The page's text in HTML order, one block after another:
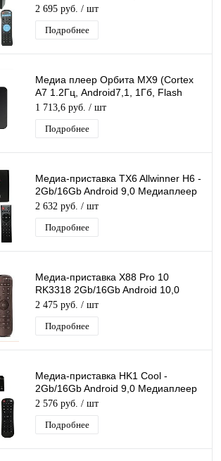
Медиаплеер Smart tv IPTV OTT
приставка 4K
2 695 руб. / шт
Подробнее
Медиа плеер Орбита MX9 (Cortex
A7 1.2Гц, Android7,1, 1Гб, Flash
8ГБ, Wi-Fi)/40
1 713,6 руб. / шт
Подробнее
Медиа-приставка TX6 Allwinner H6 -
2Gb/16Gb Android 9,0 Медиаплеер
Smart tv IPTV OTT приставка 4K HD
2 632 руб. / шт
Подробнее
Медиа-приставка X88 Pro 10
RK3318 2Gb/16Gb Android 10,0
Медиаплеер Smart tv IPTV
приставка 4K H.265
2 475 руб. / шт
Подробнее
Медиа-приставка HK1 Cool -
2Gb/16Gb Android 9,0 Медиаплеер
Smart tv IPTV OTT приставка 4K HD
H.265
2 576 руб. / шт
Подробнее